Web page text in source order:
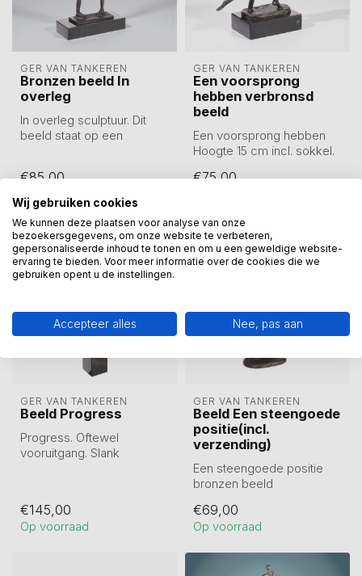
GER VAN TANKEREN
Bronzen beeld In
overleg
In overleg sculptuur. Dit
beeld staat op een
€85,00
GER VAN TANKEREN
Een voorsprong
hebben verbronsd
beeld
Een voorsprong hebben
Hoogte 15 cm incl. sokkel.
€75,00
GER VAN TANKEREN
Beeld Progress
Progress. Oftewel
vooruitgang. Slank
€145,00
Op voorraad
GER VAN TANKEREN
Beeld Een steengoede
positie(incl.
verzending)
Een steengoede positie
bronzen beeld
Hoogte17 cm
€69,00
Op voorraad
Wij gebruiken cookies
We kunnen deze plaatsen voor analyse van onze
bezoekersgegevens, om onze website te verbeteren,
gepersonaliseerde inhoud te tonen en om u een geweldige website-
ervaring te bieden. Voor meer informatie over de cookies die we
gebruiken opent u de instellingen.
Accepteer alles Nee, pas aan